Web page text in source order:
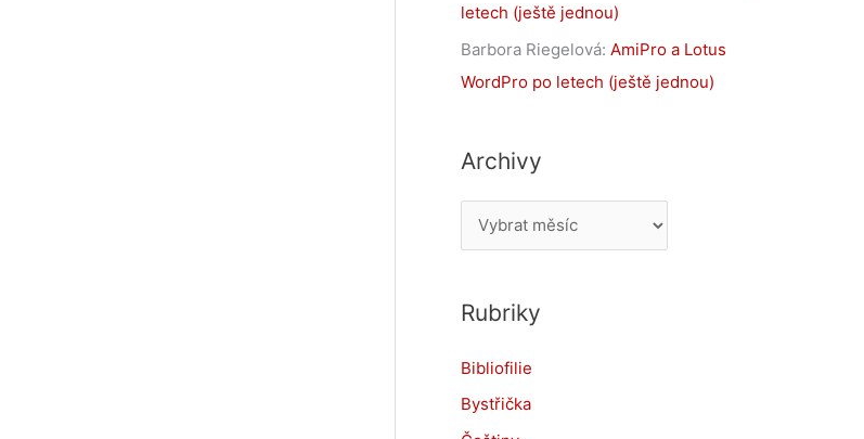
letech (ještě jednou)
Barbora Riegelová: AmiPro a Lotus
WordPro po letech (ještě jednou)
Archivy
r
h
v
y
Rubriky
Bibliofilie
Bystřička